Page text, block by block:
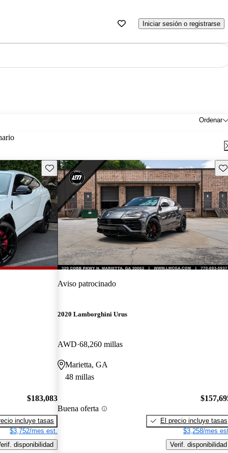
Iniciar sesión o registrarse
Ordenar
Guarda este Aviso
$183,083
incluye tasas
$3,752/mes est.
disponibilidad
Aviso patrocinado
2020 Lamborghini Urus
AWD 68,260 millas
Marietta, GA
48 millas
Buena oferta
El precio incluye tasas
$3,258/mes
Verif. disponibilidad